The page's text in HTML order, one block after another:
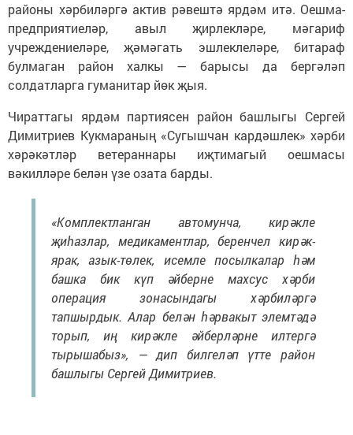
районы хәрбиләргә актив рәвештә ярдәм итә. Оешма-
предприятиеләр, авыл җирлекләре, мәгариф
учреждениеләре, җәмәгать эшлеклеләре, битараф
булмаган район халкы — барысы да бергәләп
солдатларга гуманитар йөк җыя.
Чираттагы ярдәм партиясен район башлыгы Сергей
Димитриев Кукмараның «Сугышчан кардәшлек» хәрби
хәрәкәтләр ветераннары иҗтимагый оешмасы
вәкилләре белән үзе озата барды.
«Комплектланган автомунча, кирәкле
җиһазлар, медикаментлар, беренчел кирәк-
ярак, азык-төлек, исемле посылкалар һәм
башка бик күп әйберне махсус хәрби
операция зонасындагы хәрбиләргә
тапшырдык. Алар белән һәрвакыт элемтәдә
торып, иң кирәкле әйберләрне илтергә
тырышабыз», — дип билгеләп үтте район
башлыгы Сергей Димитриев.